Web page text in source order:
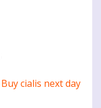
Buy cialis next day